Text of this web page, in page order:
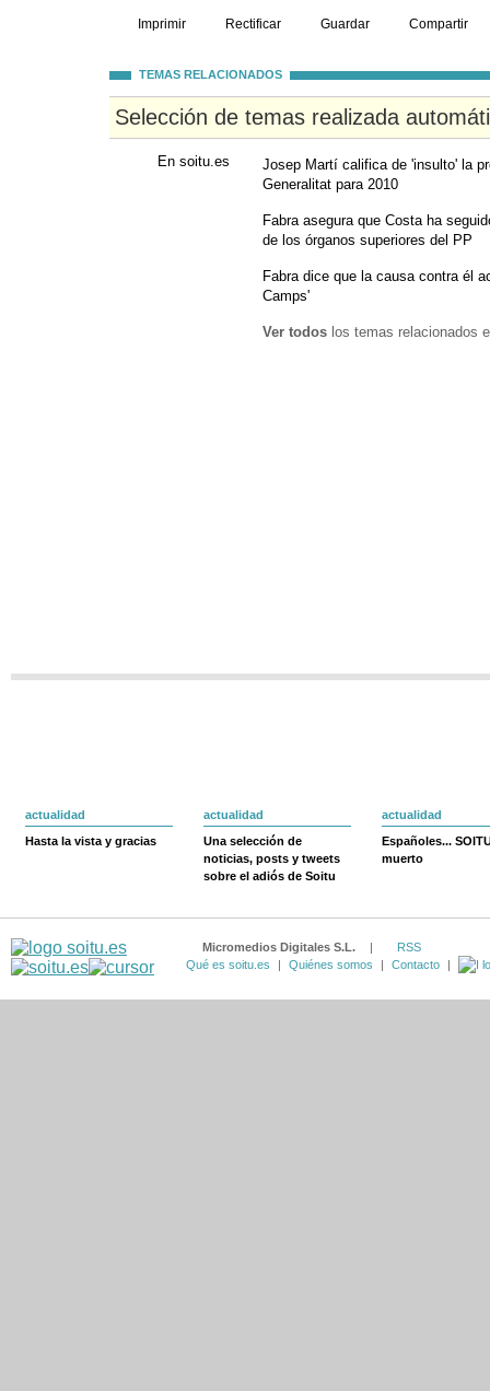
Imprimir Rectificar Guardar Compartir
TEMAS RELACIONADOS
Selección de temas realizada
En soitu.es
Josep Martí califica de 'insulto' la
Generalitat para 2010
Fabra asegura que Costa ha
de los órganos superiores del PP
Fabra dice que la causa contra él
Camps'
Ver todos los temas relacionados
actualidad
Hasta la vista y gracias
actualidad
Una selección de
noticias, posts y tweets
sobre el adiós de Soitu
actualidad
Españoles...
muerto
Micromedios Digitales S.L. |
RSS
Qué es soitu.es
| Quiénes somos | Contacto |